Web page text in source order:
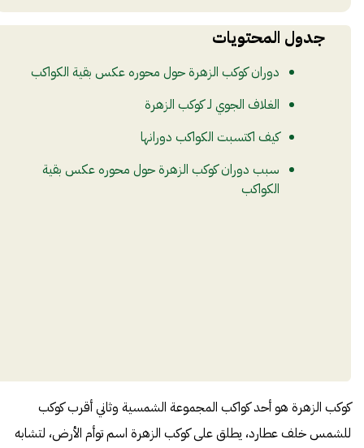
جدول المحتويات
دوران كوكب الزهرة حول محوره عكس بقية الكواكب
الغلاف الجوي لـ كوكب الزهرة
كيف اكتسبت الكواكب دورانها
سبب دوران كوكب الزهرة حول محوره عكس بقية
الكواكب
كوكب الزهرة هو أحد كواكب المجموعة الشمسية وثاني أقرب كوكب
للشمس خلف عطارد، يطلق على كوكب الزهرة اسم توأم الأرض، لتشابه